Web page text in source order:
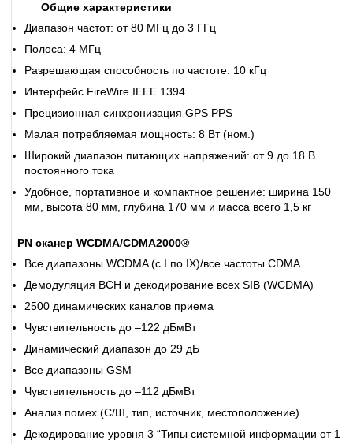
Общие характеристики
Диапазон частот: от 80 МГц до 3 ГГц
Полоса: 4 МГц
Разрешающая способность по частоте: 10 кГц
Интерфейс FireWire IEEE 1394
Прецизионная синхронизация GPS PPS
Малая потребляемая мощность: 8 Вт (ном.)
Широкий диапазон питающих напряжений: от 9 до 18 В
постоянного тока
Удобное, портативное и компактное решение: ширина 150
мм, высота 80 мм, глубина 170 мм и масса всего 1,5 кг
PN сканер WCDMA/CDMA2000®
Все диапазоны WCDMA (с I по IX)/все частоты CDMA
Демодуляция BCH и декодирование всех SIB (WCDMA)
2500 динамических каналов приема
Чувствительность до –122 дБмВт
Динамический диапазон до 29 дБ
Все диапазоны GSM
Чувствительность до –112 дБмВт
Анализ помех (C/Ш, тип, источник, местоположение)
Декодирование уровня 3 “Типы системной информации от 1